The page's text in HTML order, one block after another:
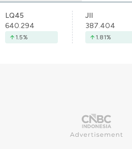
LQ45
640.294
1.5%
JII
387.404
1.81%